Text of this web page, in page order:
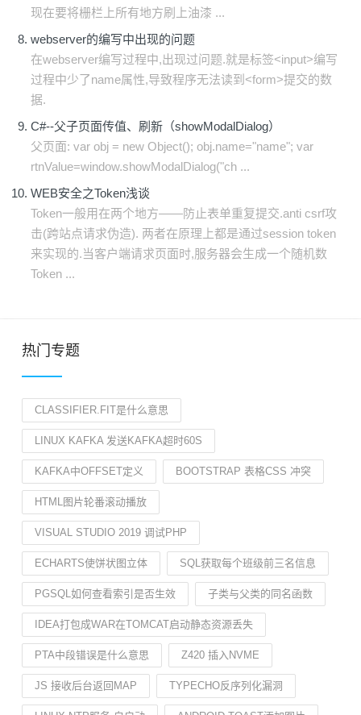
现在要将栅栏上所有地方刷上油漆 ...
webserver的编写中出现的问题
在webserver编写过程中,出现过问题.就是标签<input>编写
过程中少了name属性,导致程序无法读到<form>提交的数
据.
C#--父子页面传值、刷新（showModalDialog）
父页面: var obj = new Object(); obj.name="name"; var
rtnValue=window.showModalDialog("ch ...
WEB安全之Token浅谈
Token一般用在两个地方——防止表单重复提交.anti csrf攻
击(跨站点请求伪造). 两者在原理上都是通过session token
来实现的.当客户端请求页面时,服务器会生成一个随机数
Token ...
热门专题
CLASSIFIER.FIT是什么意思
LINUX KAFKA 发送KAFKA超时60S
KAFKA中OFFSET定义 BOOTSTRAP 表格CSS 冲突
HTML图片轮番滚动播放
VISUAL STUDIO 2019 调试PHP
ECHARTS使饼状图立体 SQL获取每个班级前三名信息
PGSQL如何查看索引是否生效 子类与父类的同名函数
IDEA打包成WAR在TOMCAT启动静态资源丢失
PTA中段错误是什么意思 Z420 插入NVME
JS 接收后台返回MAP TYPECHO反序列化漏洞